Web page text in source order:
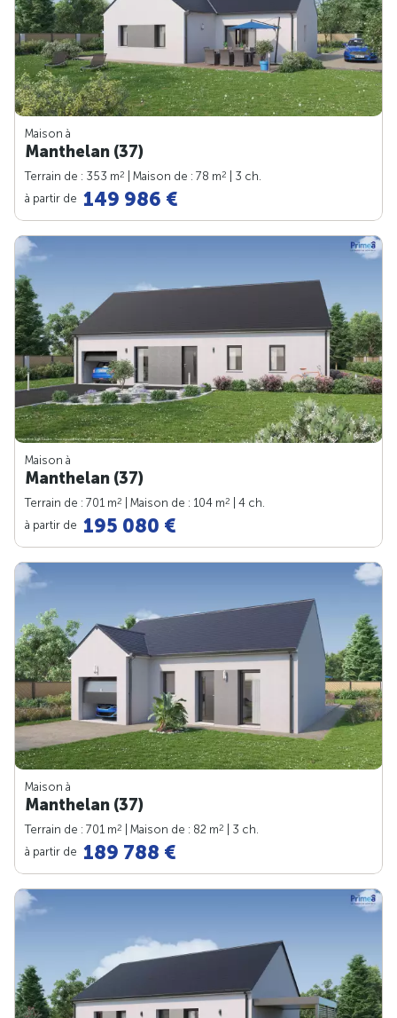
Maison à
Manthelan (37)
Terrain de : 353 m2 | Maison de : 78 m2
| 3 ch.
à partir de 149 986 €
Maison à
Manthelan (37)
Terrain de : 701 m2 | Maison de : 104 m2
| 4 ch.
à partir de 195 080 €
Maison à
Manthelan (37)
Terrain de : 701 m2 | Maison de : 82 m2
| 3 ch.
à partir de 189 788 €